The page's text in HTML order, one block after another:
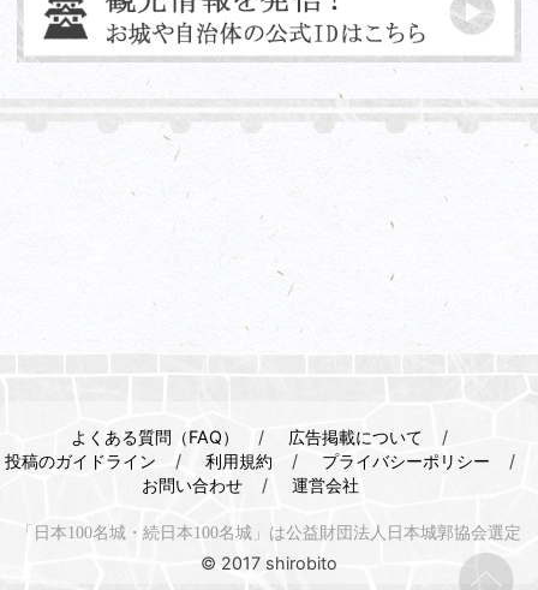
よくある質問（FAQ）
広告掲載について
投稿のガイドライン
利用規約
プライバシーポリシー
お問い合わせ
運営会社
「日本100名城・続日本100名城」は公益財団法人日本城郭協会選定
© 2017 shirobito